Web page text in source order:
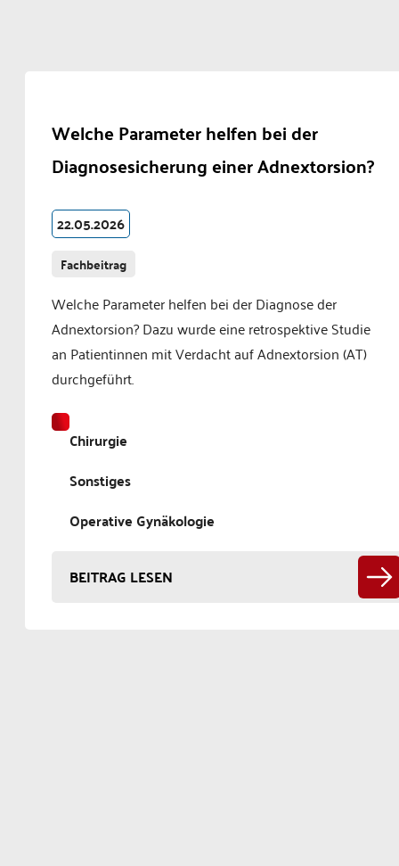
Welche Parameter helfen bei der
Diagnosesicherung einer Adnextorsion?
22.05.2026
Fachbeitrag
Welche Parameter helfen bei der Diagnose der
Adnextorsion? Dazu wurde eine retrospektive Studie
an Patientinnen mit Verdacht auf Adnextorsion (AT)
durchgeführt.
Chirurgie
Sonstiges
Operative Gynäkologie
BEITRAG LESEN